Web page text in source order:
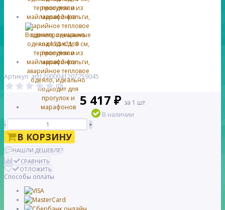
Артикул: art12000041207259045
(0)
5 417 ₽ за 1 шт
В наличии
-
+
В КОРЗИНУ
НАШЛИ ДЕШЕВЛЕ?
СРАВНИТЬ
ОТЛОЖИТЬ
Способы оплаты